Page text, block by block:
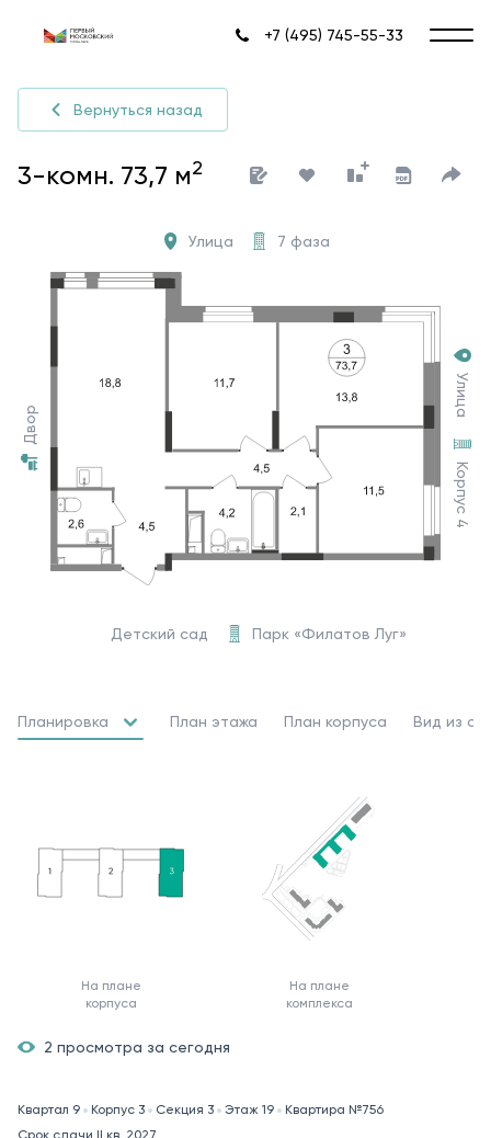
+7 (495) 745-55-33
Вернуться назад
3-комн. 73,7 м2
Двор
Улица
Корпус 4
Детский сад Парк «Филатов Луг»
Улица 7 фаза
Планировка План этажа План корпуса Вид из
На плане
корпуса
На плане
комплекса
2 просмотра за сегодня
Квартал 9 Корпус 3 Секция 3 Этаж 19
Квартира №756
Срок сдачи II кв. 2027